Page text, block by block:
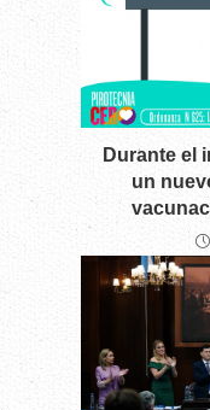
Durante el
un